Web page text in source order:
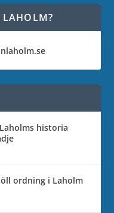
historia
ordning i Laholm